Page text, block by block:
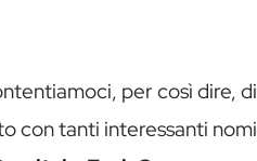
per così dire, di
con tanti interessanti nomi